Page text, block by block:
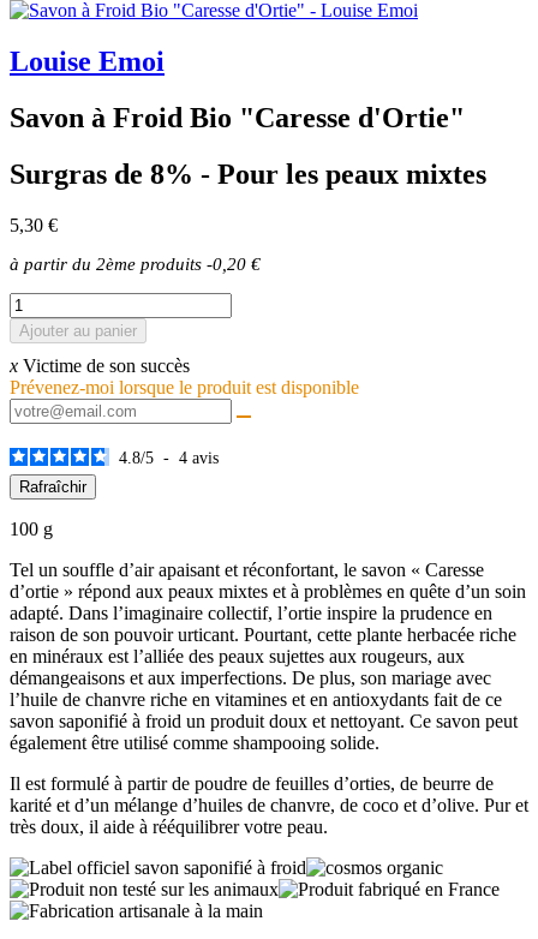
Louise Emoi
Savon à Froid Bio "Caresse d'Ortie"
Surgras de 8% - Pour les peaux mixtes
5,30 €
à partir du 2ème produits -0,20 €
Ajouter au panier
x Victime de son succès
Prévenez-moi lorsque le produit est disponible
4.8/5 - 4 avis
100 g
Tel un souffle d’air apaisant et réconfortant, le savon « Caresse
d’ortie » répond aux peaux mixtes et à problèmes en quête d’un soin
adapté. Dans l’imaginaire collectif, l’ortie inspire la prudence en
raison de son pouvoir urticant. Pourtant, cette plante herbacée riche
en minéraux est l’alliée des peaux sujettes aux rougeurs, aux
démangeaisons et aux imperfections. De plus, son mariage avec
l’huile de chanvre riche en vitamines et en antioxydants fait de ce
savon saponifié à froid un produit doux et nettoyant. Ce savon peut
également être utilisé comme shampooing solide.
Il est formulé à partir de poudre de feuilles d’orties, de beurre de
karité et d’un mélange d’huiles de chanvre, de coco et d’olive. Pur et
très doux, il aide à rééquilibrer votre peau.